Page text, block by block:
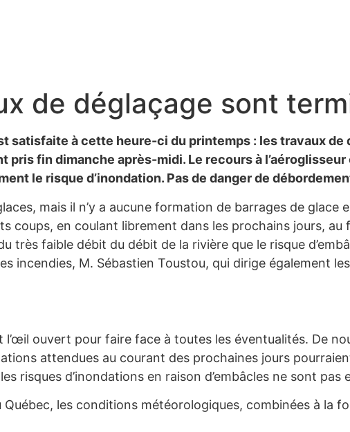
de déglaçage sont
satisfaite à cette heure-ci du printemps : les travaux de
pris fin dimanche après-midi. Le recours à
le risque d’inondation. Pas de danger de
mais il n’y a aucune formation de barrages de glace
coups, en coulant librement dans les prochains jours, au
très faible débit du débit de la rivière que le risque
incendies, M. Sébastien Toustou, qui dirige également
ouvert pour faire face à toutes les éventualités. De
attendues au courant des prochaines jours
risques d’inondations en raison d’embâcles ne sont pas
Québec, les conditions météorologiques, combinées à la